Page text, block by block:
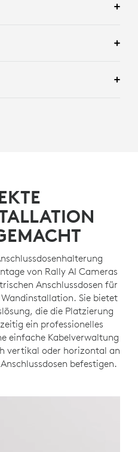
von Rally AI Cameras
Anschlussdosen für
Sie bietet
die die Platzierung
ein professionelles
einfache Kabelverwaltung
vertikal oder horizontal an
befestigen.